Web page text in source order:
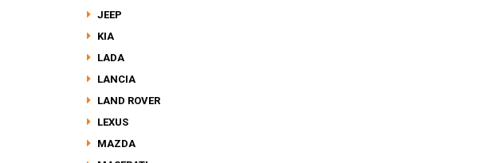
JEEP
KIA
LADA
LANCIA
LAND ROVER
LEXUS
MAZDA